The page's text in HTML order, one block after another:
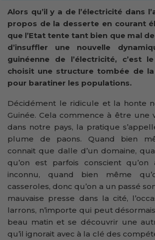
Alors qu’il y a de l’électricité dans
propos de la desserte en courant
que l’Etat tente tant bien que mal
d’insuffler une nouvelle
guinéenne de l’électricité, c’est
choisit une structure tombée de
pour baratiner les populations.
Décidément le ridicule et la honte
Guinée. Cela commence à être une
dans notre pays, la pratique
plume de paons. Quand bien
connait que dalle d’un domaine,
qu’on est parfois conscient
inconnu, quand bien même
casseroles, donc qu’on a un passé
mauvaise presse dans la cité,
larrons, n’importe qui peut
beau matin et se découvrir une
qu’il ignorait avec à la clé des